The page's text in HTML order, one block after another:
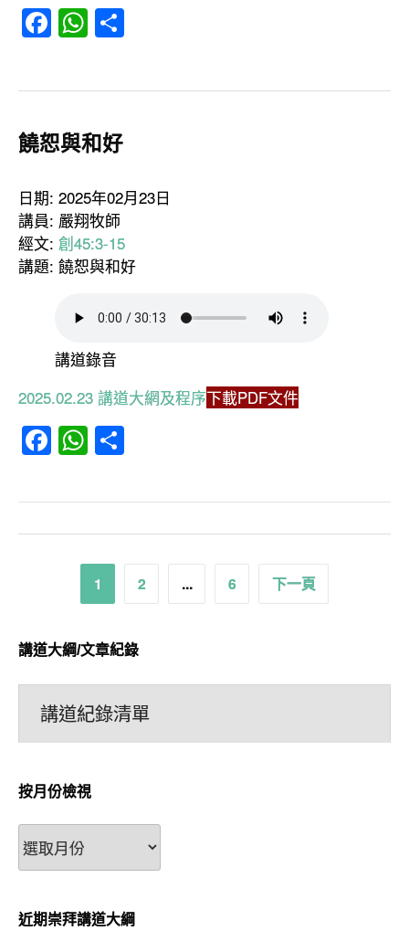
Facebook
WhatsApp
饒恕與和好
日期: 2025年02月23日
講員: 嚴翔牧師
經文: 創45:3-15
講題: 饒恕與和好
講道錄音
2025.02.23 講道大網及程序下載PDF文件
Facebook
WhatsApp
分
頁
1 2 ... 6 下一頁
講道大綱/文章紀錄
講道紀錄清單
按月份檢視
按
月
檢
視
近期崇拜講道大綱